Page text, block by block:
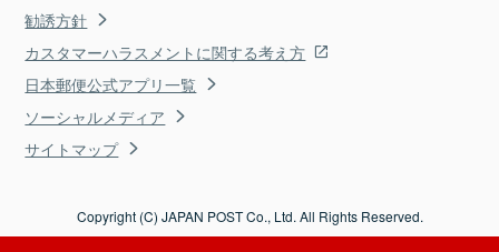
勧誘方針
カスタマーハラスメントに関する考え方
日本郵便公式アプリ一覧
ソーシャルメディア
サイトマップ
Copyright (C) JAPAN POST Co., Ltd. All Rights Reserved.